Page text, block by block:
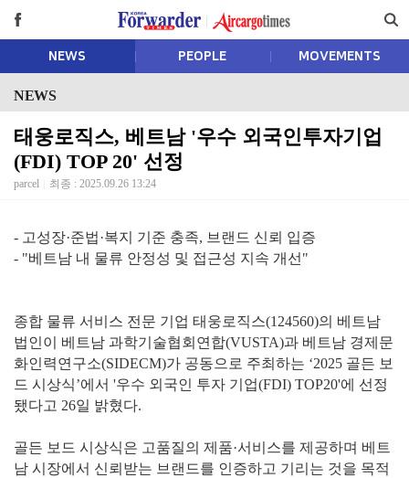
NEWS PEOPLE MOVEMENTS
NEWS
태웅로직스, 베트남 '우수 외국인투자기업
(FDI) TOP 20' 선정
parcel 최종 : 2025.09.26 13:24
- 고성장·준법·복지 기준 충족, 브랜드 신뢰 입증
- "베트남 내 물류 안정성 및 접근성 지속 개선"
종합 물류 서비스 전문 기업 태웅로직스(124560)의 베트남
법인이 베트남 과학기술협회연합(VUSTA)과 베트남 경제문
화인력연구소(SIDECM)가 공동으로 주최하는 ‘2025 골든 보
드 시상식’에서 '우수 외국인 투자 기업(FDI) TOP20'에 선정
됐다고 26일 밝혔다.
골든 보드 시상식은 고품질의 제품·서비스를 제공하며 베트
남 시장에서 신뢰받는 브랜드를 인증하고 기리는 것을 목적